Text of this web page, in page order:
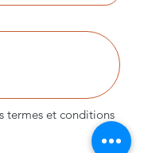
termes et conditions